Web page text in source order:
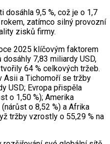
9,5 %, což je o 1,7
zatímco silný provozní
zisků firmy.
2025 klíčovým faktorem
7,83 miliardy USD,
64 % celkových tržeb.
Asii a Tichomoří se tržby
USD; Evropa přispěla
o 1,50 %); Amerika
o 8,52 %) a Afrika
tržby vzrostly o 55,29 % na